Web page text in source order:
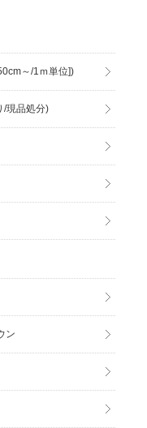
～/1ｍ単位])
/現品処分)
ン